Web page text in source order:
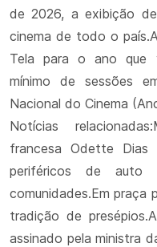
de 2026, a exibição
cinema de todo o
Tela para o ano que
mínimo de sessões
Nacional do Cinema
Notícias
francesa Odette
periféricos de auto
comunidades.Em praça
tradição de
assinado pela ministra